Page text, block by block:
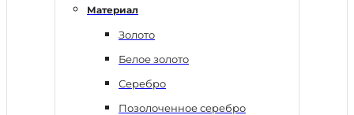
Материал
Золото
Белое золото
Серебро
Позолоченное серебро